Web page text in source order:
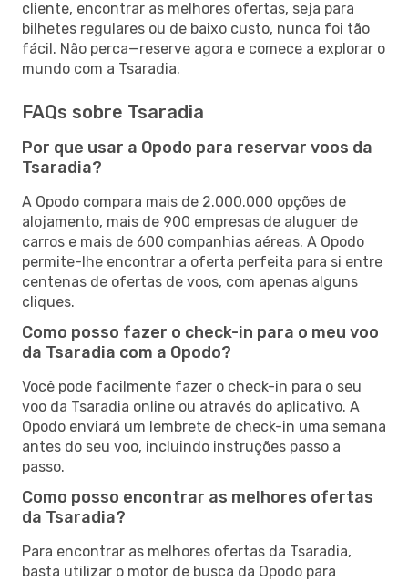
cliente, encontrar as melhores ofertas, seja para
bilhetes regulares ou de baixo custo, nunca foi tão
fácil. Não perca—reserve agora e comece a explorar o
mundo com a Tsaradia.
FAQs sobre Tsaradia
Por que usar a Opodo para reservar voos da
Tsaradia?
A Opodo compara mais de 2.000.000 opções de
alojamento, mais de 900 empresas de aluguer de
carros e mais de 600 companhias aéreas. A Opodo
permite-lhe encontrar a oferta perfeita para si entre
centenas de ofertas de voos, com apenas alguns
cliques.
Como posso fazer o check-in para o meu voo
da Tsaradia com a Opodo?
Você pode facilmente fazer o check-in para o seu
voo da Tsaradia online ou através do aplicativo. A
Opodo enviará um lembrete de check-in uma semana
antes do seu voo, incluindo instruções passo a
passo.
Como posso encontrar as melhores ofertas
da Tsaradia?
Para encontrar as melhores ofertas da Tsaradia,
basta utilizar o motor de busca da Opodo para